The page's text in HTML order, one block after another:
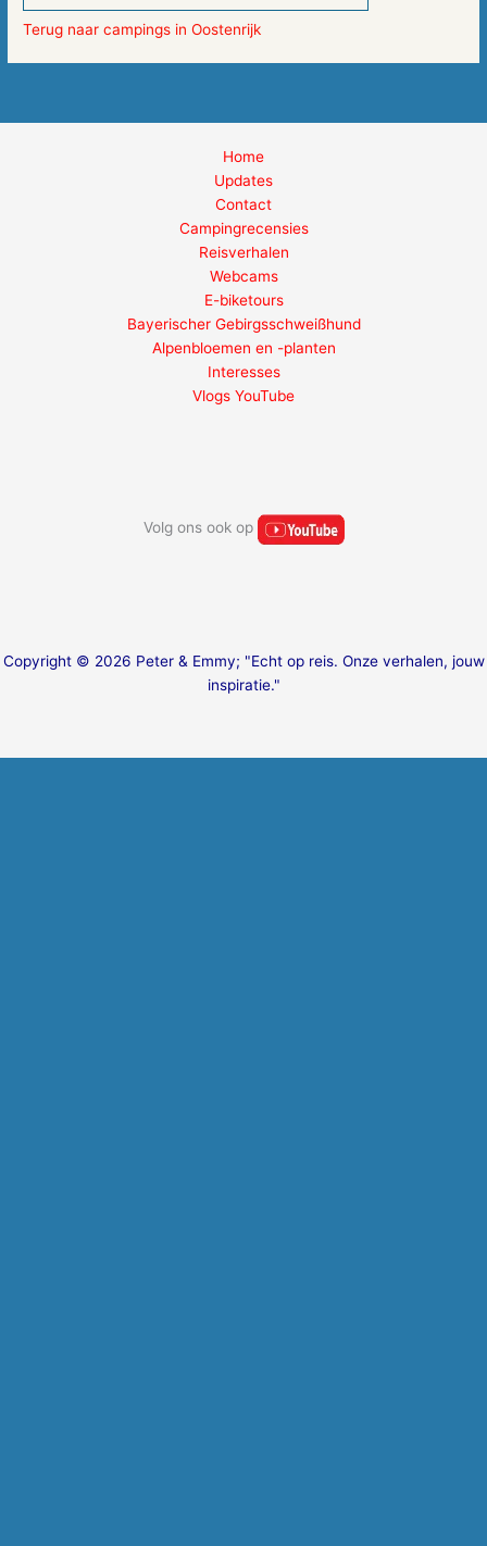
Terug naar campings in Oostenrijk
Home
Updates
Contact
Campingrecensies
Reisverhalen
Webcams
E-biketours
Bayerischer Gebirgsschweißhund
Alpenbloemen en -planten
Interesses
Vlogs YouTube
Volg ons ook op
Copyright © 2026 Peter & Emmy; "Echt op reis. Onze verhalen, jouw
inspiratie."